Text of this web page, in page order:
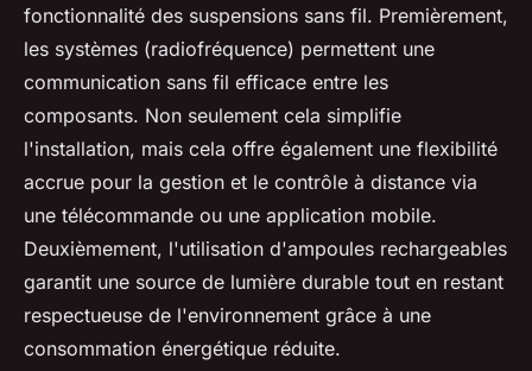
fonctionnalité des suspensions sans fil. Premièrement,
les systèmes (radiofréquence) permettent une
communication sans fil efficace entre les
composants. Non seulement cela simplifie
l'installation, mais cela offre également une flexibilité
accrue pour la gestion et le contrôle à distance via
une télécommande ou une application mobile.
Deuxièmement, l'utilisation d'ampoules rechargeables
garantit une source de lumière durable tout en restant
respectueuse de l'environnement grâce à une
consommation énergétique réduite.